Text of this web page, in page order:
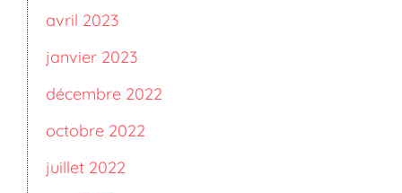
avril 2023
janvier 2023
décembre 2022
octobre 2022
juillet 2022